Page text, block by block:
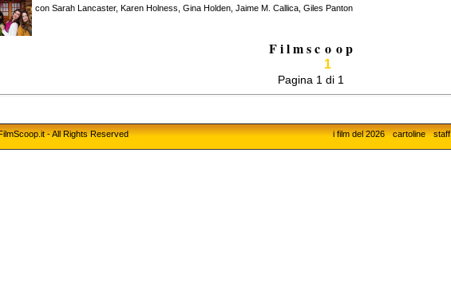
con Sarah Lancaster, Karen Holness, Gina Holden, Jaime M. Callica, Giles Panton
F i l m s c o
1
o p
Pagina 1 di 1
staff
cartoline
i film del 2026
- All Rights Reserved